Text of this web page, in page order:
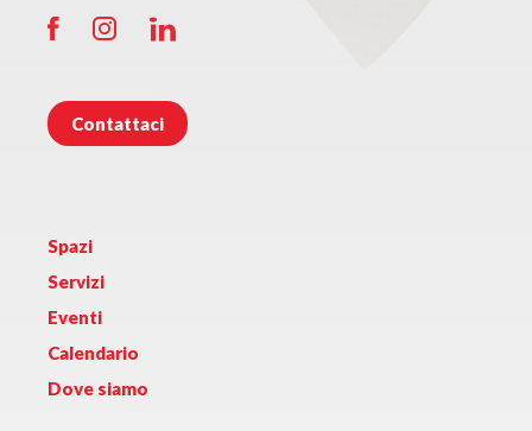
Contattaci
Spazi
Servizi
Eventi
Calendario
Dove siamo